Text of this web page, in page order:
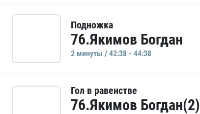
Подножка
76.Якимов Богдан
2 минуты / 42:38 - 44:38
Гол в равенстве
76.Якимов Богдан(2)